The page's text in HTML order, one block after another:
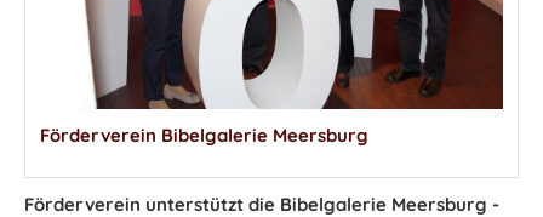
Förderverein Bibelgalerie Meersburg
Förderverein unterstützt die Bibelgalerie Meersburg -